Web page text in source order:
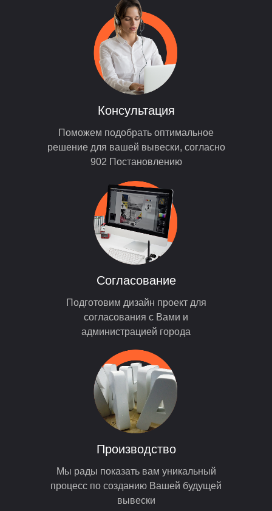
Поможем подобрать оптимальное
решение для вашей вывески, согласно
902 Постановлению
Консультация
Подготовим дизайн проект для
согласования с Вами и
администрацией города
Согласование
Мы рады показать вам уникальный
процесс по созданию Вашей будущей
вывески
Производство